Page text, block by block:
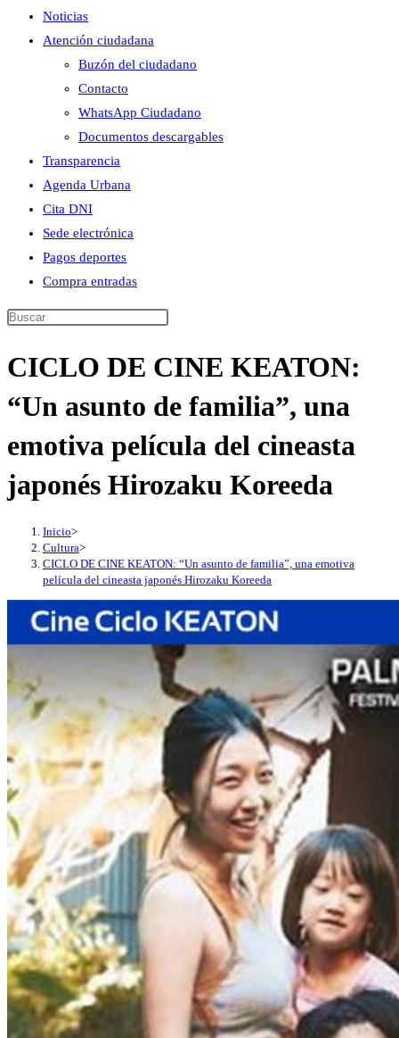
Noticias
Atención ciudadana
Buzón del ciudadano
Contacto
WhatsApp Ciudadano
Documentos descargables
Transparencia
Agenda Urbana
Cita DNI
Sede electrónica
Pagos deportes
Compra entradas
Buscar
esta
CICLO DE CINE KEATON:
“Un asunto de familia”, una
emotiva película del cineasta
japonés Hirozaku Koreeda
Inicio>
Cultura>
CICLO DE CINE KEATON: “Un asunto de familia”, una emotiva
película del cineasta japonés Hirozaku Koreeda